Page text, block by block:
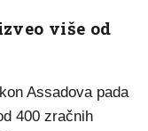
više od
Assadova pada
400 zračnih